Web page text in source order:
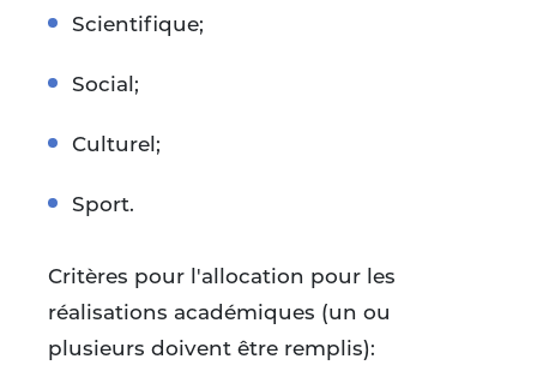
Scientifique;
Social;
Culturel;
Sport.
Critères pour l'allocation pour les
réalisations académiques (un ou
plusieurs doivent être remplis):